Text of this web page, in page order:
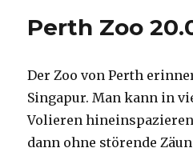
Perth Zoo
Der Zoo von Perth
Singapur. Man kann in
Volieren
dann ohne störende